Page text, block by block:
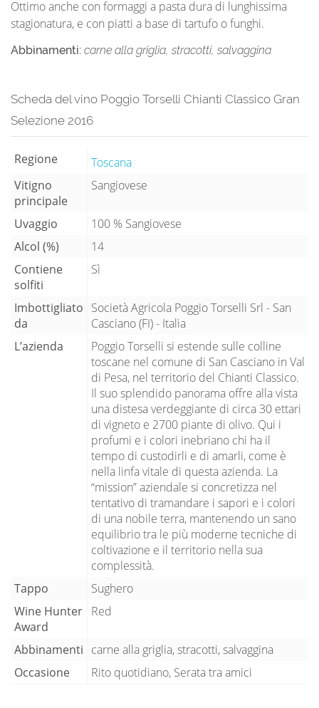
Ottimo anche con formaggi a pasta dura di lunghissima
stagionatura, e con piatti a base di tartufo o funghi.
Abbinamenti: carne alla griglia, stracotti, salvaggina
Scheda del vino Poggio Torselli Chianti Classico Gran
Selezione 2016
Regione
Toscana
Vitigno
principale
Sangiovese
Uvaggio
100 % Sangiovese
Alcol (%)
14
Contiene
solfiti
Sì
Imbottigliato
da
Società Agricola Poggio Torselli Srl - San
Casciano (FI) - Italia
L’azienda
Poggio Torselli si estende sulle colline
toscane nel comune di San Casciano in Val
di Pesa, nel territorio del Chianti Classico.
Il suo splendido panorama offre alla vista
una distesa verdeggiante di circa 30 ettari
di vigneto e 2700 piante di olivo. Qui i
profumi e i colori inebriano chi ha il
tempo di custodirli e di amarli, come è
nella linfa vitale di questa azienda. La
“mission” aziendale si concretizza nel
tentativo di tramandare i sapori e i colori
di una nobile terra, mantenendo un sano
equilibrio tra le più moderne tecniche di
coltivazione e il territorio nella sua
complessità.
Tappo
Sughero
Wine Hunter
Award
Red
Abbinamenti carne alla griglia, stracotti, salvaggina
Occasione
Rito quotidiano, Serata tra amici